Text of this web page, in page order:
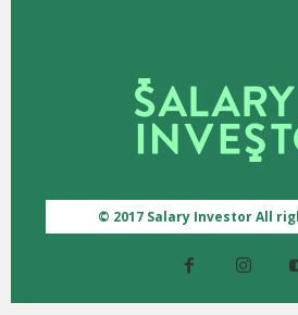
© 2017 Salary Investor All